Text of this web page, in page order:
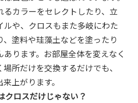
カラーをセレクトしたり、立
ルや、クロスもまた多岐にわた
、塗料や珪藻土などを塗ったり
ります。お部屋全体を変えなく
所だけを交換するだけでも、
上がります。
クロスだけじゃない？